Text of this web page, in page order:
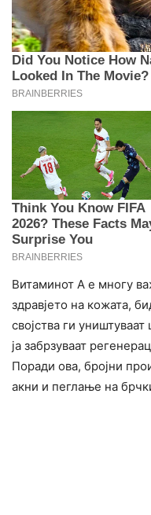
Витаминот А е многу
здравјето на кожата,
својства ги
ја забрзуваат
Поради ова, бројни
акни и пеглање на